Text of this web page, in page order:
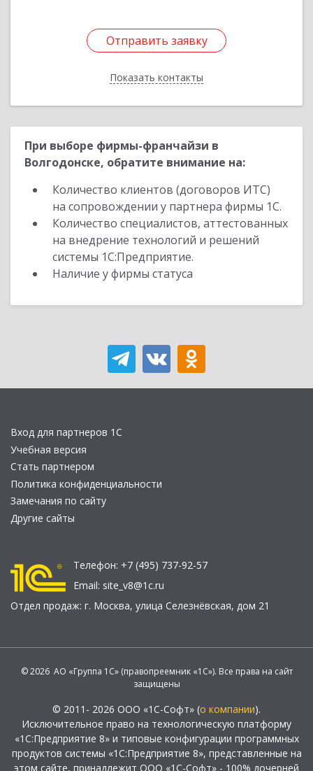
Отправить заявку
Показать контакты
Отправить заявку
Назад
При выборе фирмы-франчайзи в
Волгодонске, обратите внимание на:
Количество клиентов (договоров ИТС)
на сопровождении у партнера фирмы 1С.
Количество специалистов, аттестованных
на внедрение технологий и решений
системы 1С:Предприятие.
Наличие у фирмы статуса
Вход для партнеров 1С
Учебная версия
Стать партнером
Политика конфиденциальности
Замечания по сайту
Другие сайты
Телефон: +7 (495) 737-92-57
Email: site_v8@1c.ru
Отдел продаж: г. Москва, улица Селезнёвская, дом 21
© 2026 АО «Группа 1С» (правопреемник «1С»). Все права на сайт
защищены
© 2011- 2026 ООО «1С-Софт» (о компании).
Исключительное право на технологическую платформу
«1С:Предприятие 8» и типовые конфигурации программных
продуктов системы «1С:Предприятие 8», представленные на
этом сайте, принадлежит ООО «1С-Софт» - 100% дочерней